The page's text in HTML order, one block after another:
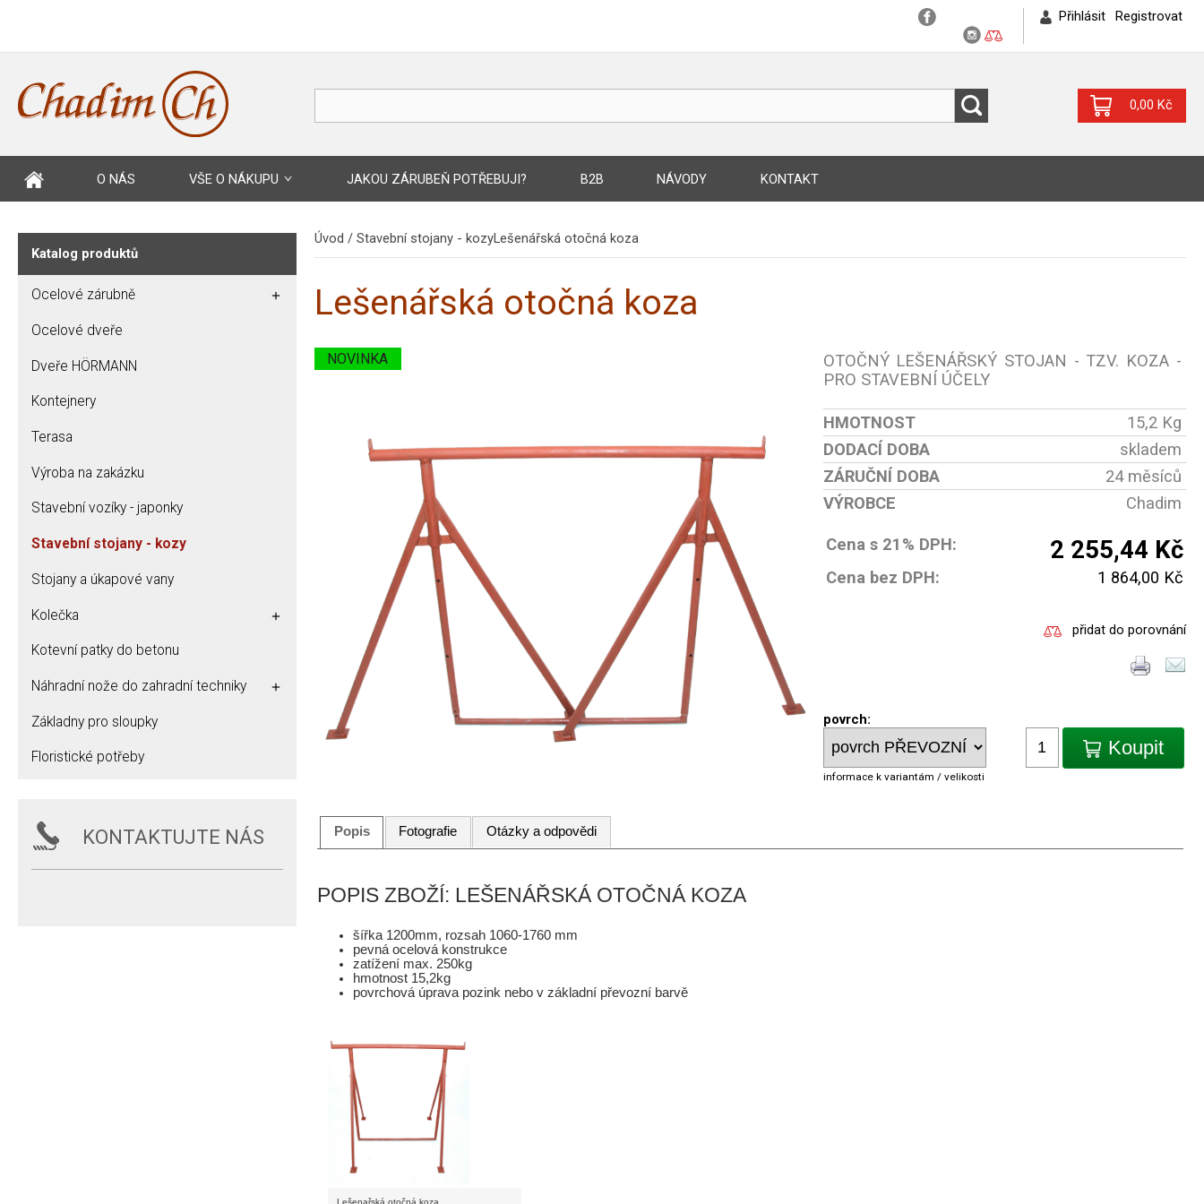
Přihlásit Registrovat
0,00 Kč
O NÁS VŠE O NÁKUPU JAKOU ZÁRUBEŇ POTŘEBUJI? B2B NÁVODY KONTAKT
Katalog produktů
Ocelové zárubně
Ocelové dveře
Dveře HÖRMANN
Kontejnery
Terasa
Výroba na zakázku
Stavební vozíky - japonky
Stavební stojany - kozy
Stojany a úkapové vany
Kolečka
Kotevní patky do betonu
Náhradní nože do zahradní techniky
Základny pro sloupky
Floristické potřeby
KONTAKTUJTE NÁS
Úvod / Stavební stojany - kozyLešenářská otočná koza
Lešenářská otočná koza
NOVINKA
OTOČNÝ LEŠENÁŘSKÝ STOJAN - TZV. KOZA -
PRO STAVEBNÍ ÚČELY
HMOTNOST
15,2 Kg
DODACÍ DOBA
skladem
ZÁRUČNÍ DOBA
24 měsíců
VÝROBCE
Chadim
Cena s 21% DPH: 2 255,44 Kč
Cena bez DPH: 1 864,00 Kč
přidat do porovnání
povrch:
informace k variantám / velikosti
Koupit
Popis Fotografie Otázky a odpovědi
POPIS ZBOŽÍ: LEŠENÁŘSKÁ OTOČNÁ KOZA
šířka 1200mm, rozsah 1060-1760 mm
pevná ocelová konstrukce
zatížení max. 250kg
hmotnost 15,2kg
povrchová úprava pozink nebo v základní převozní barvě
Lešenařská otočná koza